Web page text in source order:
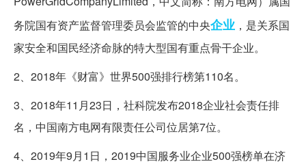
务院国有资产监督管理委员会监管的中央企业 ，是关系国
家安全和国民经济命脉的特大型国有重点骨干企业。
2、2018年《财富》世界500强排行榜第110名。
3、2018年11月23日，社科院发布2018企业社会责任排
名，中国南方电网有限责任公司位居第7位。
4、2019年9月1日，2019中国服务业企业500强榜单在济